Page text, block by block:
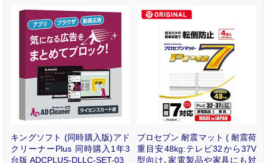
キングソフト (同時購入版)アド
クリーナーPlus 同時購入1年3
台版 ADCPLUS-DLLC-SET-03
プロセブン 耐震マット ( 耐震荷
重目安48kg:テレビ32から37V
型向け､家電製品や家具にも対